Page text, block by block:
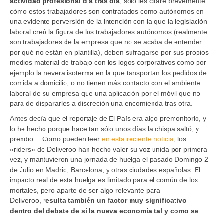
cómo estos trabajadores son contratados como autónomos en
una evidente perversión de la intención con la que la legislación
laboral creó la figura de los trabajadores autónomos (realmente
son trabajadores de la empresa que no se acaba de entender
por qué no están en plantilla), deben sufragarse por sus propios
medios material de trabajo con los logos corporativos como por
ejemplo la nevera isoterma en la que tansportan los pedidos de
comida a domicilio, o no tienen más contacto con el ambiente
laboral de su empresa que una aplicación por el móvil que no
para de dispararles a discreción una encomienda tras otra.
Antes decía que el reportaje de El País era algo premonitorio, y
lo he hecho porque hace tan sólo unos días la chispa saltó, y
prendió… Como pueden leer en esta reciente noticia , los
«riders» de Deliveroo han hecho valer su voz unida por primera
vez, y mantuvieron una jornada de huelga el pasado Domingo 2
de Julio en Madrid, Barcelona, y otras ciudades españolas. El
impacto real de esta huelga es limitado para el común de los
mortales, pero aparte de ser algo relevante para
Deliveroo, resulta también un factor muy significativo
dentro del debate de si la nueva economía tal y como se